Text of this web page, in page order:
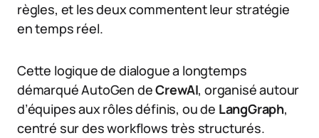
règles, et les deux commentent leur stratégie
en temps réel.
Cette logique de dialogue a longtemps
démarqué AutoGen deCrewAI, organisé autour
d’équipes aux rôles définis, ou de LangGraph,
centré sur des workflows très structurés.